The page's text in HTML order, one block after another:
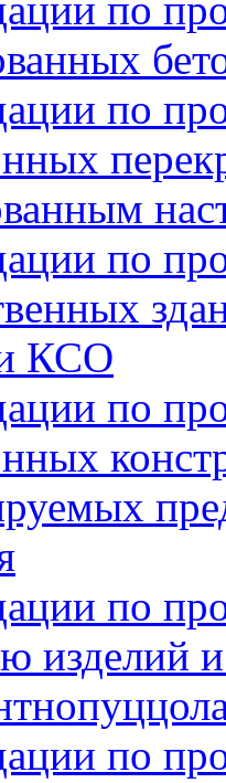
по
по
КСО
по
по
изделий
по